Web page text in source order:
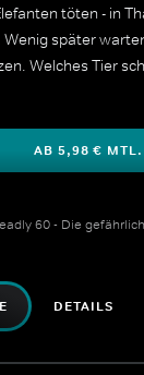
töten - in
Wenig später
Welches Tier
AB 5,98 € MTL.
DETAILS